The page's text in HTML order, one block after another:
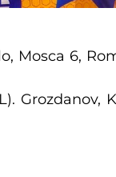
Mosca 6,
Grozdanov,